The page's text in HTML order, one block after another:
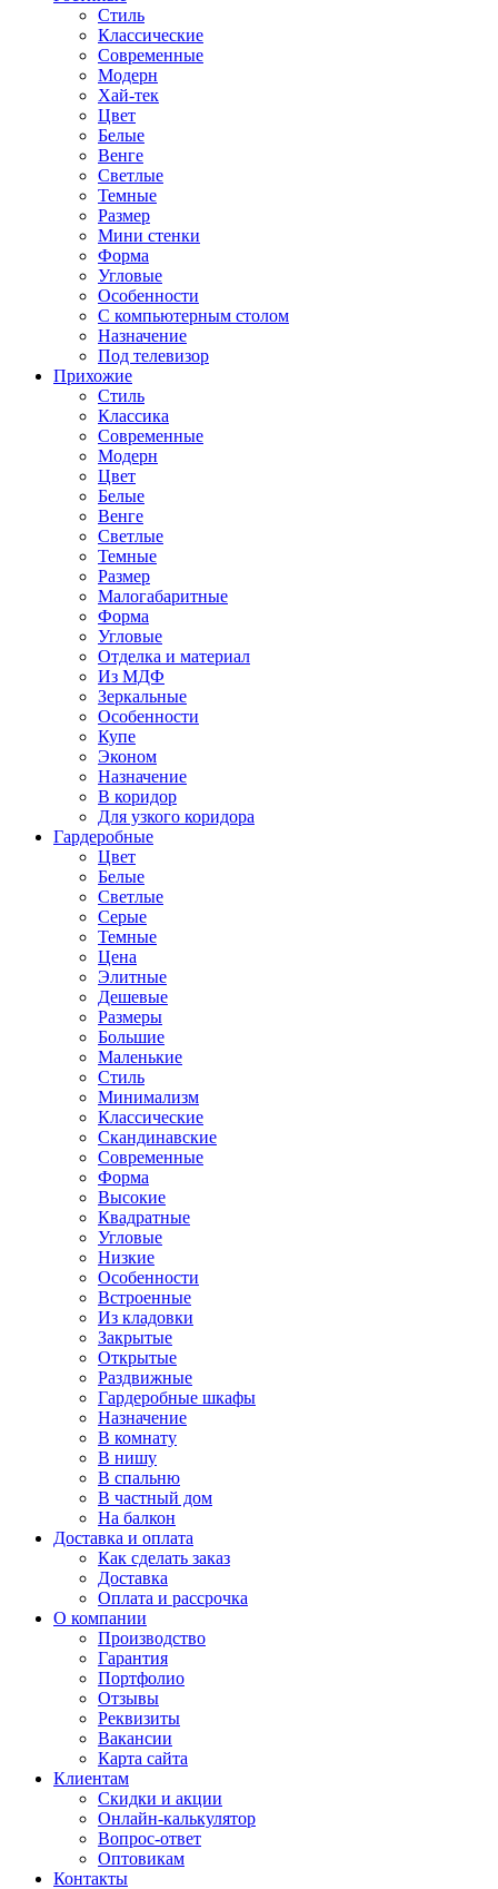
Стиль
Классические
Современные
Модерн
Хай-тек
Цвет
Белые
Венге
Светлые
Темные
Размер
Мини стенки
Форма
Угловые
Особенности
С компьютерным столом
Назначение
Под телевизор
Прихожие
Стиль
Классика
Современные
Модерн
Цвет
Белые
Венге
Светлые
Темные
Размер
Малогабаритные
Форма
Угловые
Отделка и материал
Из МДФ
Зеркальные
Особенности
Купе
Эконом
Назначение
В коридор
Для узкого коридора
Гардеробные
Цвет
Белые
Светлые
Серые
Темные
Цена
Элитные
Дешевые
Размеры
Большие
Маленькие
Стиль
Минимализм
Классические
Скандинавские
Современные
Форма
Высокие
Квадратные
Угловые
Низкие
Особенности
Встроенные
Из кладовки
Закрытые
Открытые
Раздвижные
Гардеробные шкафы
Назначение
В комнату
В нишу
В спальню
В частный дом
На балкон
Доставка и оплата
Как сделать заказ
Доставка
Оплата и рассрочка
О компании
Производство
Гарантия
Портфолио
Отзывы
Реквизиты
Вакансии
Карта сайта
Клиентам
Скидки и акции
Онлайн-калькулятор
Вопрос-ответ
Оптовикам
Контакты